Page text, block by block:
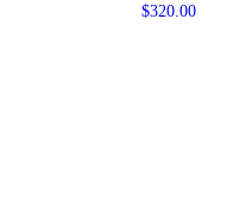
$320.00